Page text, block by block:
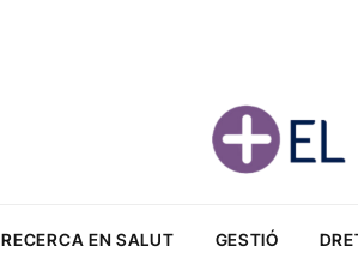
RECERCA EN SALUT GESTIÓ